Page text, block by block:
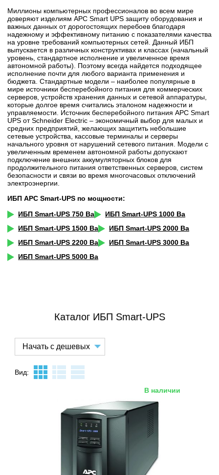
Миллионы компьютерных профессионалов во всем мире
доверяют изделиям APC Smart UPS защиту оборудования и
важных данных от дорогостоящих перебоев благодаря
надежному и эффективному питанию с показателями качества
на уровне требований компьютерных сетей. Данный ИБП
выпускается в различных конструктивах и классах (начальный
уровень, стандартное исполнение и увеличенное время
автономной работы). Поэтому всегда найдется подходящее
исполнение почти для любого варианта применения и
бюджета. Стандартные модели – наиболее популярные в
мире источники бесперебойного питания для коммерческих
серверов, устройств хранения данных и сетевой аппаратуры,
которые долгое время считались эталоном надежности и
управляемости. Источник бесперебойного питания APC Smart
UPS от Schneider Electric – экономичный выбор для малых и
средних предприятий, желающих защитить небольшие
сетевые устройства, кассовые терминалы и серверы
начального уровня от нарушений сетевого питания. Модели с
увеличенным временем автономной работы допускают
подключение внешних аккумуляторных блоков для
продолжительного питания ответственных серверов, систем
безопасности и связи во время многочасовых отключений
электроэнергии.
ИБП APC Smart-UPS по мощности:
ИБП Smart-UPS 750 Ва
ИБП Smart-UPS 1000 Ва
ИБП Smart-UPS 1500 Ва
ИБП Smart-UPS 2000 Ва
ИБП Smart-UPS 2200 Ва
ИБП Smart-UPS 3000 Ва
ИБП Smart-UPS 5000 Ва
Каталог ИБП Smart-UPS
Вид:
В наличии